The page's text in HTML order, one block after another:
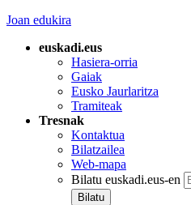
Joan edukira
euskadi.eus
Hasiera-orria
Gaiak
Eusko Jaurlaritza
Tramiteak
Tresnak
Kontaktua
Bilatzailea
Web-mapa
Bilatu euskadi.eus-en